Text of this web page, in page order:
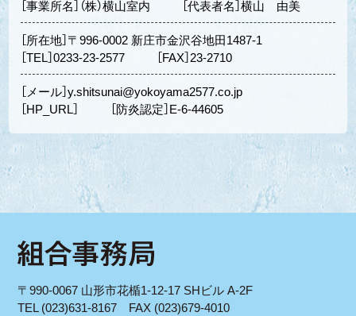
［事業所名］（株）横山室内 ［代表者名］横山 由美
［所在地］〒996-0002 新庄市金沢谷地田1487-1
［TEL］0233-23-2577
［FAX］23-2710
［メール］y.shitsunai@yokoyama2577.co.jp
［HP_URL］
［防炎認定］E-6-44605
〒990-0067 山形市花楯1-12-17 SHビル A-2F
TEL (023)631-8167 FAX (023)679-4010